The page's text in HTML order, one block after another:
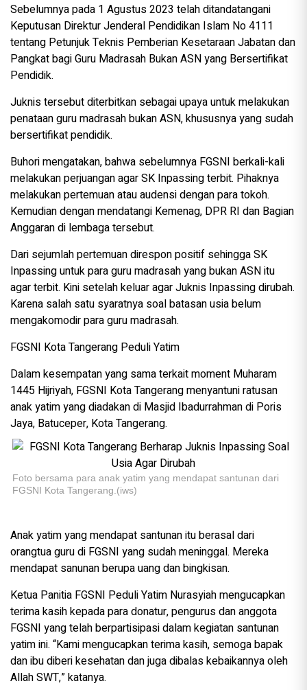
Sebelumnya pada 1 Agustus 2023 telah ditandatangani
Keputusan Direktur Jenderal Pendidikan Islam No 4111
tentang Petunjuk Teknis Pemberian Kesetaraan Jabatan dan
Pangkat bagi Guru Madrasah Bukan ASN yang Bersertifikat
Pendidik.
Juknis tersebut diterbitkan sebagai upaya untuk melakukan
penataan guru madrasah bukan ASN, khususnya yang sudah
bersertifikat pendidik.
Buhori mengatakan, bahwa sebelumnya FGSNI berkali-kali
melakukan perjuangan agar SK Inpassing terbit. Pihaknya
melakukan pertemuan atau audensi dengan para tokoh.
Kemudian dengan mendatangi Kemenag, DPR RI dan Bagian
Anggaran di lembaga tersebut.
Dari sejumlah pertemuan direspon positif sehingga SK
Inpassing untuk para guru madrasah yang bukan ASN itu
agar terbit. Kini setelah keluar agar Juknis Inpassing dirubah.
Karena salah satu syaratnya soal batasan usia belum
mengakomodir para guru madrasah.
FGSNI Kota Tangerang Peduli Yatim
Dalam kesempatan yang sama terkait moment Muharam
1445 Hijriyah, FGSNI Kota Tangerang menyantuni ratusan
anak yatim yang diadakan di Masjid Ibadurrahman di Poris
Jaya, Batuceper, Kota Tangerang.
Foto bersama para anak yatim yang mendapat santunan dari
FGSNI Kota Tangerang.(iws)
Anak yatim yang mendapat santunan itu berasal dari
orangtua guru di FGSNI yang sudah meninggal. Mereka
mendapat sanunan berupa uang dan bingkisan.
Ketua Panitia FGSNI Peduli Yatim Nurasyiah mengucapkan
terima kasih kepada para donatur, pengurus dan anggota
FGSNI yang telah berpartisipasi dalam kegiatan santunan
yatim ini. “Kami mengucapkan terima kasih, semoga bapak
dan ibu diberi kesehatan dan juga dibalas kebaikannya oleh
Allah SWT,” katanya.